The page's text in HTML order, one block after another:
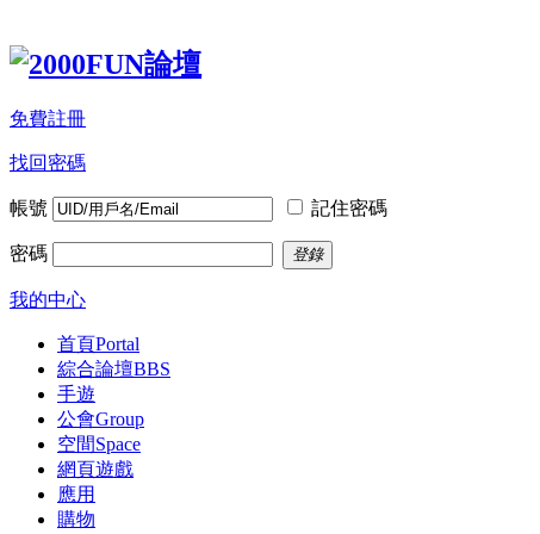
免費註冊
找回密碼
帳號 記住密碼
密碼 登錄
我的中心
首頁Portal
綜合論壇BBS
手遊
公會Group
空間Space
網頁遊戲
應用
購物